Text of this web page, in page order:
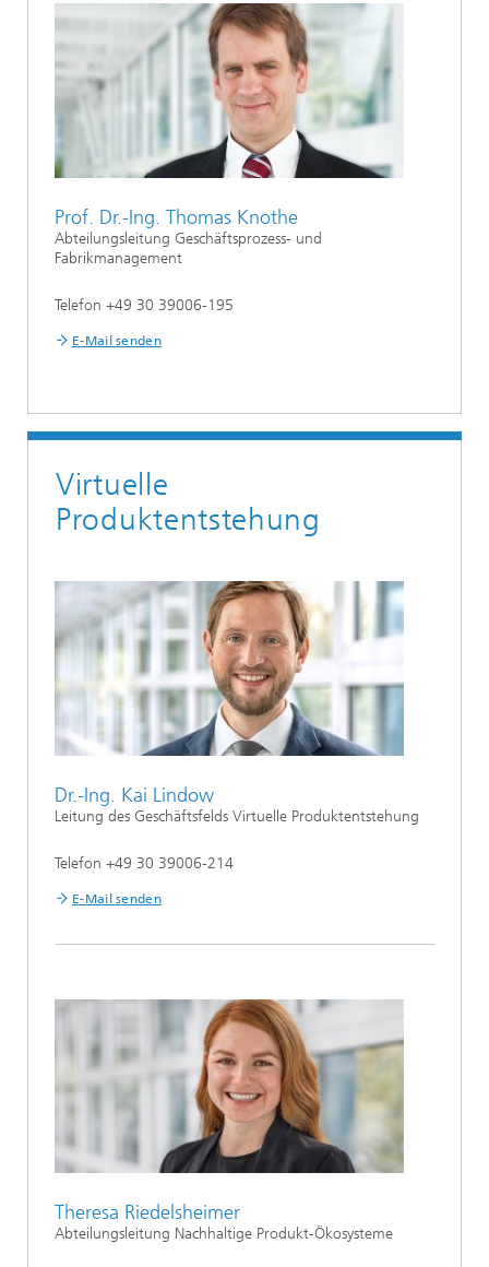
Prof. Dr.-Ing. Thomas Knothe
Abteilungsleitung Geschäftsprozess- und
Fabrikmanagement
Telefon +49 30 39006-195
E-Mail senden
Virtuelle
Produktentstehung
Dr.-Ing. Kai Lindow
Leitung des Geschäftsfelds Virtuelle Produktentstehung
Telefon +49 30 39006-214
E-Mail senden
Theresa Riedelsheimer
Abteilungsleitung Nachhaltige Produkt-Ökosysteme